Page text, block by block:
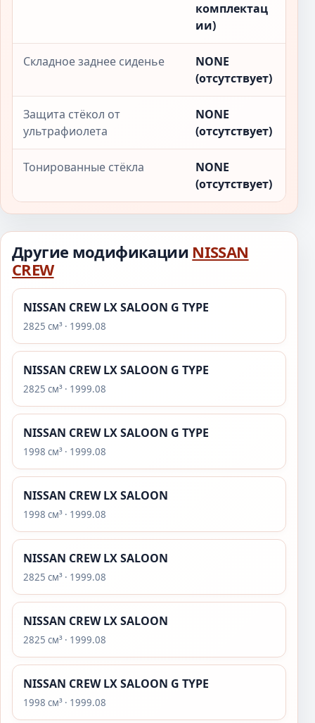
комплектац
ии)
Складное заднее сиденье
NONE
(отсутствует)
Защита стёкол от
ультрафиолета
NONE
(отсутствует)
Тонированные стёкла
NONE
(отсутствует)
Другие модификации NISSAN
CREW
NISSAN CREW LX SALOON G TYPE
2825 см³ · 1999.08
NISSAN CREW LX SALOON G TYPE
2825 см³ · 1999.08
NISSAN CREW LX SALOON G TYPE
1998 см³ · 1999.08
NISSAN CREW LX SALOON
1998 см³ · 1999.08
NISSAN CREW LX SALOON
2825 см³ · 1999.08
NISSAN CREW LX SALOON
2825 см³ · 1999.08
NISSAN CREW LX SALOON G TYPE
1998 см³ · 1999.08